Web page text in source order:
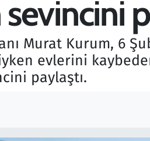
Murat Kurum, 6
evlerini
paylaştı.